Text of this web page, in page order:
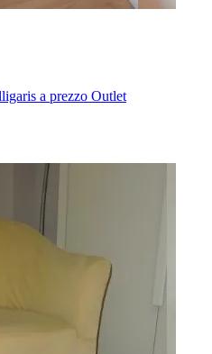
a prezzo Outlet